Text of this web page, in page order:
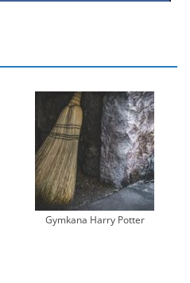
Gymkana Harry Potter